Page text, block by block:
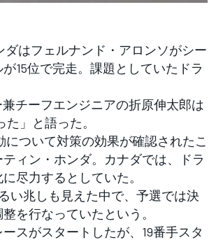
はフェルナンド・アロンソがシー
15位で完走。課題としていたドラ
チーフエンジニアの折原伸太郎は
」と語った。
ついて対策の効果が確認されたこ
ィン・ホンダ。カナダでは、ドラ
尽力するとしていた。
い兆しも見えた中で、予選では決
を行なっていたという。
スがスタートしたが、19番手スタ